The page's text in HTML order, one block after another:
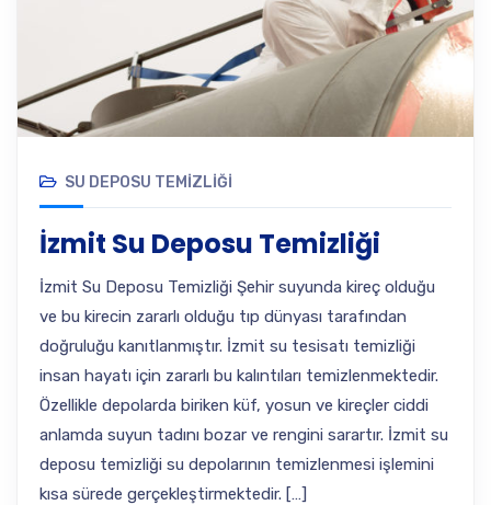
SU DEPOSU TEMIZLIĞI
İzmit Su Deposu Temizliği
İzmit Su Deposu Temizliği Şehir suyunda kireç olduğu
ve bu kirecin zararlı olduğu tıp dünyası tarafından
doğruluğu kanıtlanmıştır. İzmit su tesisatı temizliği
insan hayatı için zararlı bu kalıntıları temizlenmektedir.
Özellikle depolarda biriken küf, yosun ve kireçler ciddi
anlamda suyun tadını bozar ve rengini sarartır. İzmit su
deposu temizliği su depolarının temizlenmesi işlemini
kısa sürede gerçekleştirmektedir. […]